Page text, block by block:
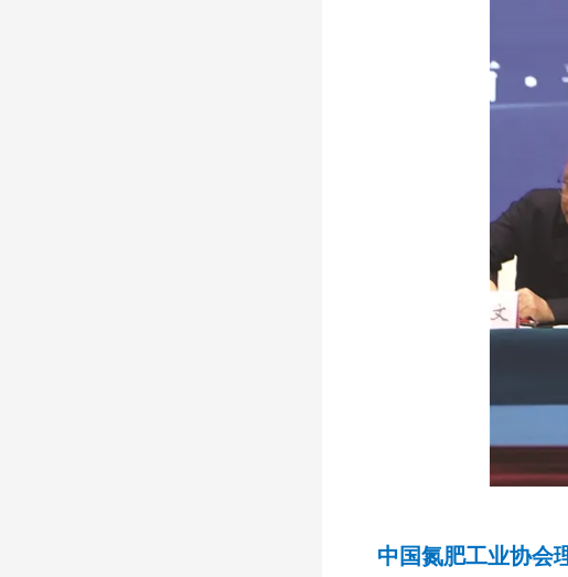
中国氮肥工业协会